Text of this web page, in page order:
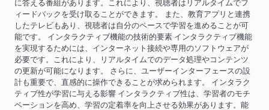
に答える番組があります。これにより、視聴者はリアルタイムでフ
ィードバックを受け取ることができます。 また、教育アプリと連携
したテレビもあり、視聴者は自分のペースで学習を進めることが可
能です。 インタラクティブ機能の技術的要素 インタラクティブ機能
を実現するためには、インターネット接続や専用のソフトウェアが
必要です。これにより、リアルタイムでのデータ処理やコンテンツ
の更新が可能になります。 さらに、ユーザーインターフェースの設
計も重要で、直感的に操作できることが求められます。 インタラク
ティブ性が学習に与える影響 インタラクティブ性は、学習者のモチ
ベーションを高め、学習の定着率を向上させる効果があります。能